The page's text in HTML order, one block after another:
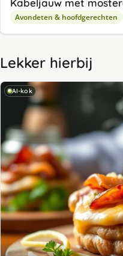
Kabeljauw met
Avondeten & hoofdgerechten
Lekker hierbij
AI-kok